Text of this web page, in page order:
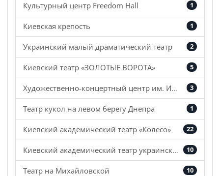
1
Культурный центр Freedom Hall
1
Киевская крепость
2
Украинский малый драматический театр
5
Киевский театр «ЗОЛОТЫЕ ВОРОТА»
3
Художественно-концертный центр им. Ивана Козловского
1
Театр кукол на левом берегу Днепра
22
Киевский академический театр «Колесо»
10
Киевский академический театр украинского фольклора «Берегиня»
10
Театр на Михайловской